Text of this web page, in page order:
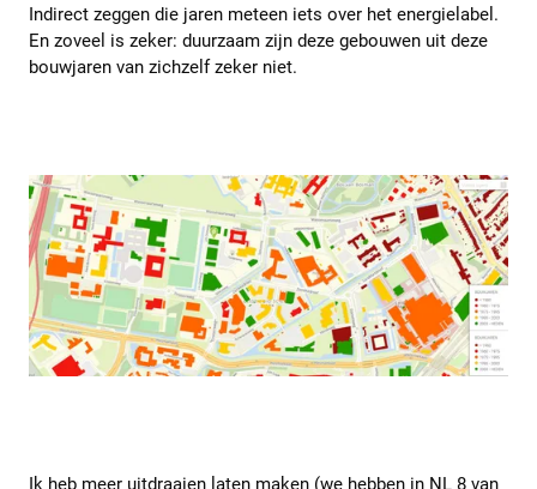
Indirect zeggen die jaren meteen iets over het energielabel.
En zoveel is zeker: duurzaam zijn deze gebouwen uit deze
bouwjaren van zichzelf zeker niet.
Ik heb meer uitdraaien laten maken (we hebben in NL 8 van